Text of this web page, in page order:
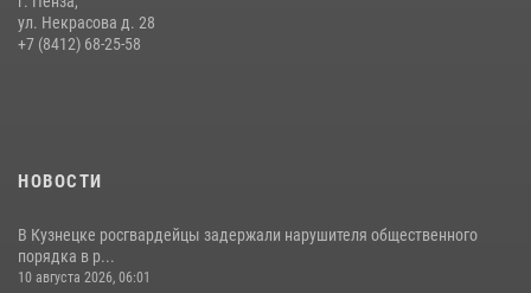
Росгвардия обеспечила безопасность праздничных мероприятий в
День ВДВ в Пензе
ул. Некрасова д. 28
+7 (8412) 68-25-58
НОВОСТИ
В Кузнецке росгвардейцы задержали нарушителя общественного
порядка в р...
10 августа 2026, 06:01